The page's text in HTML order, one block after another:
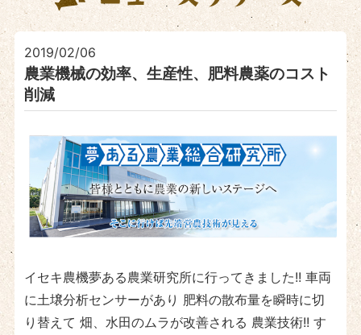
2019/02/06
農業機械の効率、生産性、肥料農薬のコスト
削減
イセキ農機夢ある農業研究所に行ってきました!! 車両
に土壌分析センサーがあり 肥料の散布量を瞬時に切
り替えて 畑、水田のムラが改善される 農業技術!! す